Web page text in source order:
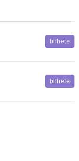
bilhete
bilhete